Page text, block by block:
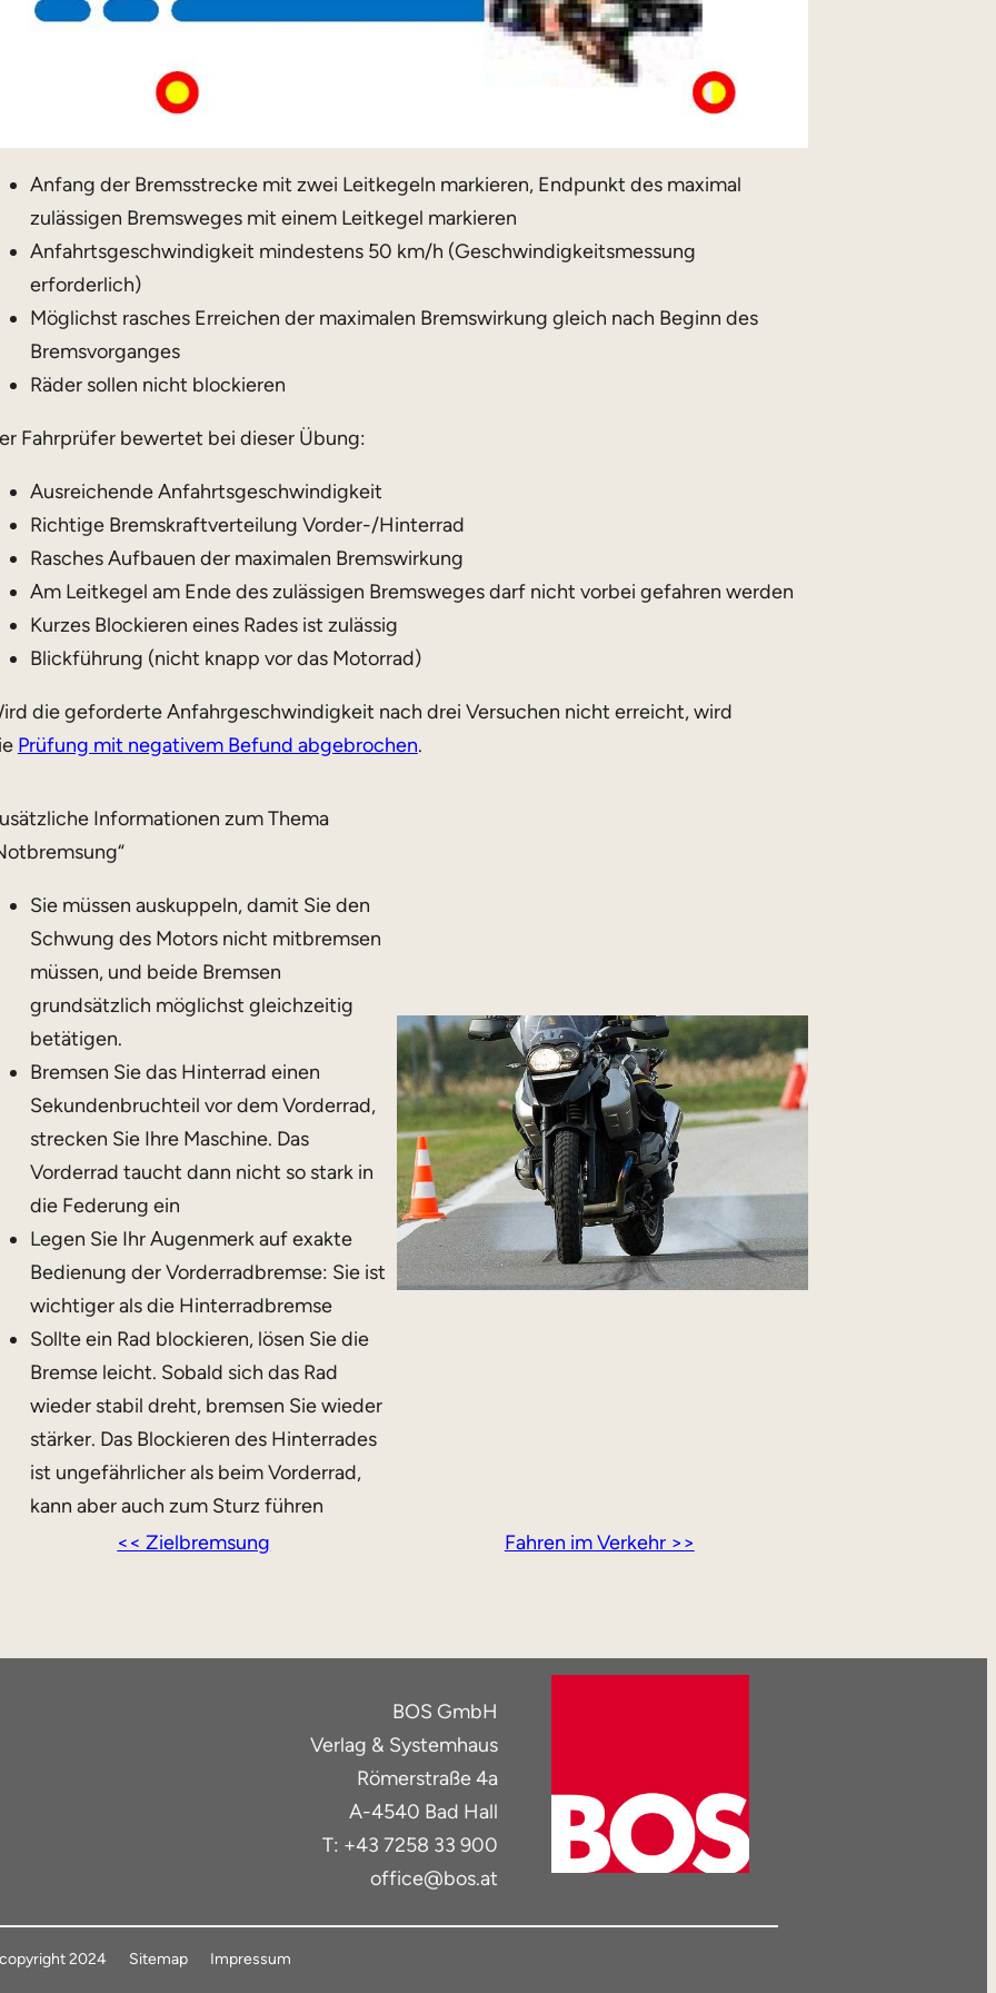
Anfang der Bremsstrecke mit zwei Leitkegeln markieren, Endpunkt des maximal
zulässigen Bremsweges mit einem Leitkegel markieren
Anfahrtsgeschwindigkeit mindestens 50 km/h (Geschwindigkeitsmessung
erforderlich)
Möglichst rasches Erreichen der maximalen Bremswirkung gleich nach Beginn des
Bremsvorganges
Räder sollen nicht blockieren
Fahrprüfer bewertet bei dieser Übung:
Ausreichende Anfahrtsgeschwindigkeit
Richtige Bremskraftverteilung Vorder-/Hinterrad
Rasches Aufbauen der maximalen Bremswirkung
Am Leitkegel am Ende des zulässigen Bremsweges darf nicht vorbei gefahren werden
Kurzes Blockieren eines Rades ist zulässig
Blickführung (nicht knapp vor das Motorrad)
die geforderte Anfahrgeschwindigkeit nach drei Versuchen nicht erreicht, wird
Prüfung mit negativem Befund abgebrochen.
Informationen zum Thema
Sie müssen auskuppeln, damit Sie den
Schwung des Motors nicht mitbremsen
müssen, und beide Bremsen
grundsätzlich möglichst gleichzeitig
betätigen.
Bremsen Sie das Hinterrad einen
Sekundenbruchteil vor dem Vorderrad,
strecken Sie Ihre Maschine. Das
Vorderrad taucht dann nicht so stark in
die Federung ein
Legen Sie Ihr Augenmerk auf exakte
Bedienung der Vorderradbremse: Sie ist
wichtiger als die Hinterradbremse
Sollte ein Rad blockieren, lösen Sie die
Bremse leicht. Sobald sich das Rad
wieder stabil dreht, bremsen Sie wieder
stärker. Das Blockieren des Hinterrades
ist ungefährlicher als beim Vorderrad,
kann aber auch zum Sturz führen
<< Zielbremsung
Fahren im Verkehr >>
BOS GmbH
Verlag & Systemhaus
Römerstraße 4a
A-4540 Bad Hall
T: +43 7258 33 900
office@bos.at
copyright 2024 Sitemap Impressum